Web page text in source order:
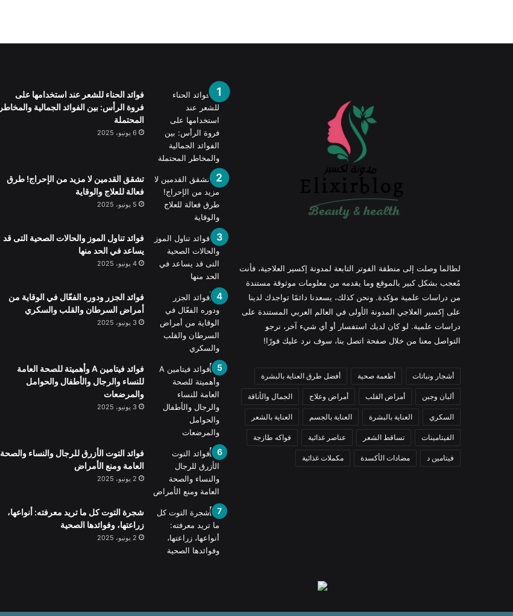
لطالما وصلت إلى منطقة الفوتر التابعة لمدونة إكسير العلاجية، فأنت
مُعجب بشكل كبير بالموقع وما يقدمه من معلومات موثوقة مستندة
من دراسات علمية مؤكدة. ونحن كذلك، يسعدنا دائمًا تواجدك لدينا
على إكسير العلاجي المدونة الأولى في العالم العربي المستندة على
دراسات علمية. لو كان لديك استفسار أو أي شيء آخر، نرجو
التواصل معنا من خلال صفحة اتصل بنا، سوف نرد عليك فورًا!
أشجار ونباتات أطعمة صحية أفضل طرق العناية بالبشرة
ألبان وجبن أمراض القلب أمراض وعلاج الجمال والأناقة
السكري العناية بالبشرة العناية بالجسم العناية بالشعر
الفيتامينات تساقط الشعر عناصر غذائية فواكه طازجة
فيتامين د مضادات الأكسدة مكملات غذائية
فوائد الحناء للشعر عند استخدامها على
فروة الرأس: بين الفوائد الجمالية والمخاطر
المحتملة
6 يونيو، 2025
تشقق القدمين لا مزيد من الإحراج! طرق
فعالة للعلاج والوقاية
5 يونيو، 2025
فوائد تناول الموز والحالات الصحية التى قد
يساعد في الحد منها
4 يونيو، 2025
فوائد الجزر ودوره الفعّال في الوقاية من
أمراض السرطان والقلب والسكري
3 يونيو، 2025
فوائد فيتامين A وأهميتة للصحة العامة
للنساء والرجال والأطفال والحوامل
والمرضعات
3 يونيو، 2025
فوائد التوت الأزرق للرجال والنساء والصحة
العامة ومنع الأمراض
2 يونيو، 2025
شجرة التوت كل ما تريد معرفته: أنواعها،
زراعتها، وفوائدها الصحية
2 يونيو، 2025